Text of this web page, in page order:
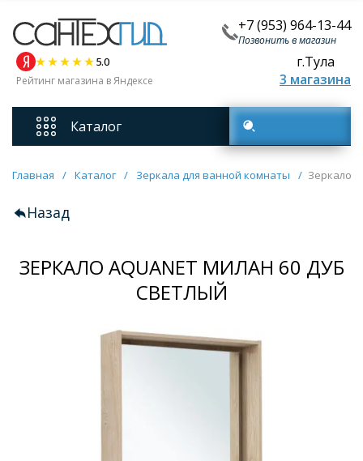
+7 (953) 964-13-44
Позвонить в магазин
5.0
Рейтинг магазина в Яндексе
г.Тула
3 магазина
Каталог
Смесители
Унитазы
Мебель для ванных комнат
Раковины
Главная / Каталог / Зеркала для ванной комнаты / Зеркало
Назад
ЗЕРКАЛО AQUANET МИЛАН 60 ДУБ
СВЕТЛЫЙ